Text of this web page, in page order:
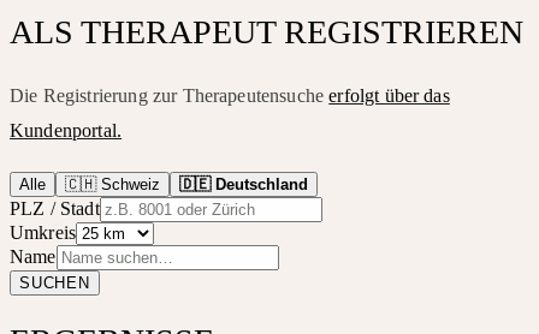
ALS THERAPEUT REGISTRIEREN
Die Registrierung zur Therapeutensucheerfolgt über das
Kundenportal.
Alle 🇨🇭 Schweiz 🇩🇪 Deutschland
PLZ / Stadt
Umkreis
Name
SUCHEN